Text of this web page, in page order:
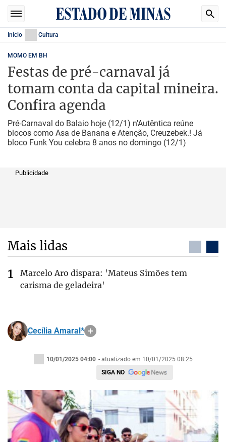
Início Cultura
MOMO EM BH
Festas de pré-carnaval já
tomam conta da capital mineira.
Confira agenda
Pré-Carnaval do Balaio hoje (12/1) n'Autêntica reúne
blocos como Asa de Banana e Atenção, Creuzebek.! Já
bloco Funk You celebra 8 anos no domingo (12/1)
Publicidade
Mais lidas
Marcelo Aro dispara: 'Mateus Simões tem
carisma de geladeira'
Cecília Amaral*
10/01/2025 04:00 - atualizado em 10/01/2025 08:25
SIGA NO